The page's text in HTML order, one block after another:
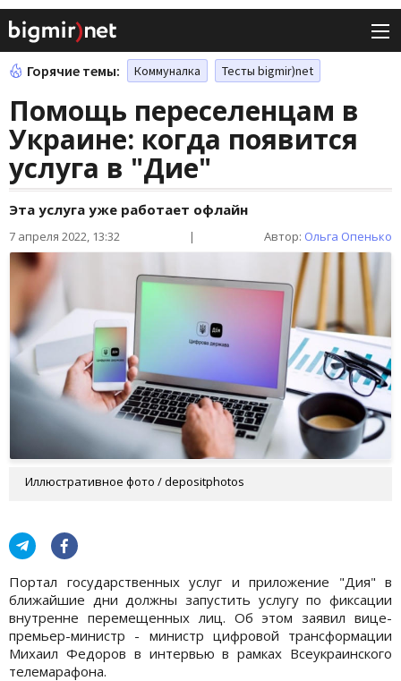
Горячие темы: Коммуналка Тесты bigmir)net
Помощь переселенцам в
Украине: когда появится
услуга в "Дие"
Эта услуга уже работает офлайн
7 апреля 2022, 13:32 | Автор: Ольга Опенько
Иллюстративное фото / depositphotos
Портал государственных услуг и приложение "Дия" в
ближайшие дни должны запустить услугу по фиксации
внутренне перемещенных лиц. Об этом заявил вице-
премьер-министр - министр цифровой трансформации
Михаил Федоров в интервью в рамках Всеукраинского
телемарафона.